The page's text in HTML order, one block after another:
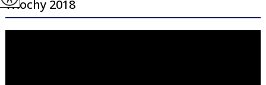
Włochy 2018